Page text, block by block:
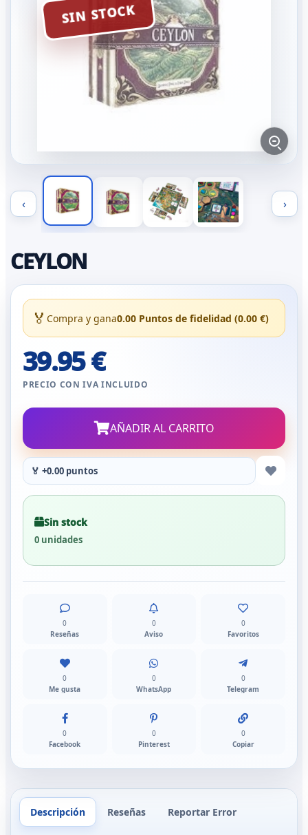
SIN STOCK
‹ ›
CEYLON
🏅 Compra y gana0.00 Puntos de fidelidad (0.00 €)
39.95 €
PRECIO CON IVA INCLUIDO
AÑADIR AL CARRITO
🏅 +0.00 puntos
Sin stock
0 unidades
0
Reseñas
0
Aviso
0
Favoritos
0
Me gusta
0
WhatsApp
0
Telegram
0
Facebook
0
Pinterest
0
Copiar
Descripción Reseñas Reportar Error